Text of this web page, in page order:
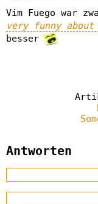
Vim Fuego war
very funny about
besser
Antworten